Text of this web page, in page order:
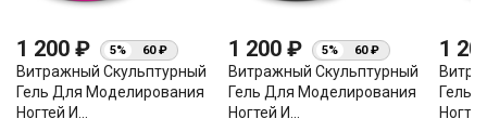
1 200 ₽ 5% 60 ₽
Витражный Скульптурный
Гель Для Моделирования
Ногтей И...
1 200 ₽ 5% 60 ₽
Витражный Скульптурный
Гель Для Моделирования
Ногтей И...
1
Гель